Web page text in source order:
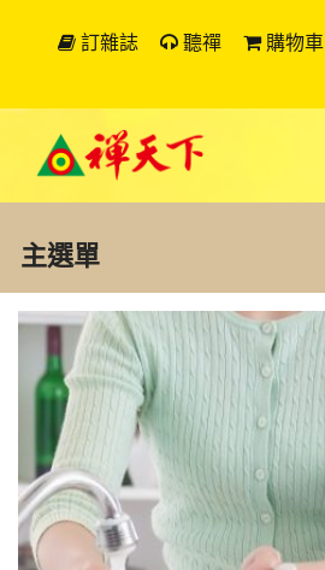
訂雜誌 聽禪 購物車
主選單